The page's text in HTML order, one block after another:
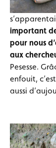
important
pour nous
aux
Pesesse.
enfouit,
aussi